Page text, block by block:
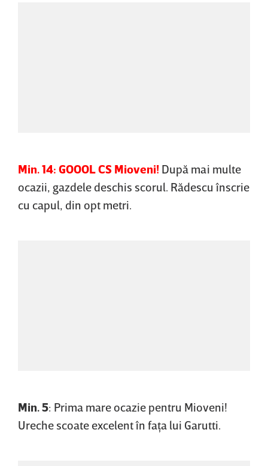
Min. 14: GOOOL CS Mioveni! După mai multe
ocazii, gazdele deschis scorul. Rădescu înscrie
cu capul, din opt metri.
Min. 5: Prima mare ocazie pentru Mioveni!
Ureche scoate excelent în faţa lui Garutti.